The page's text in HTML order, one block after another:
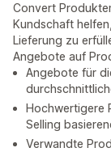
Convert
Kundschaft
Lieferung zu
Angebote auf
Angebote für
Hochwertigere
Selling
Verwandte